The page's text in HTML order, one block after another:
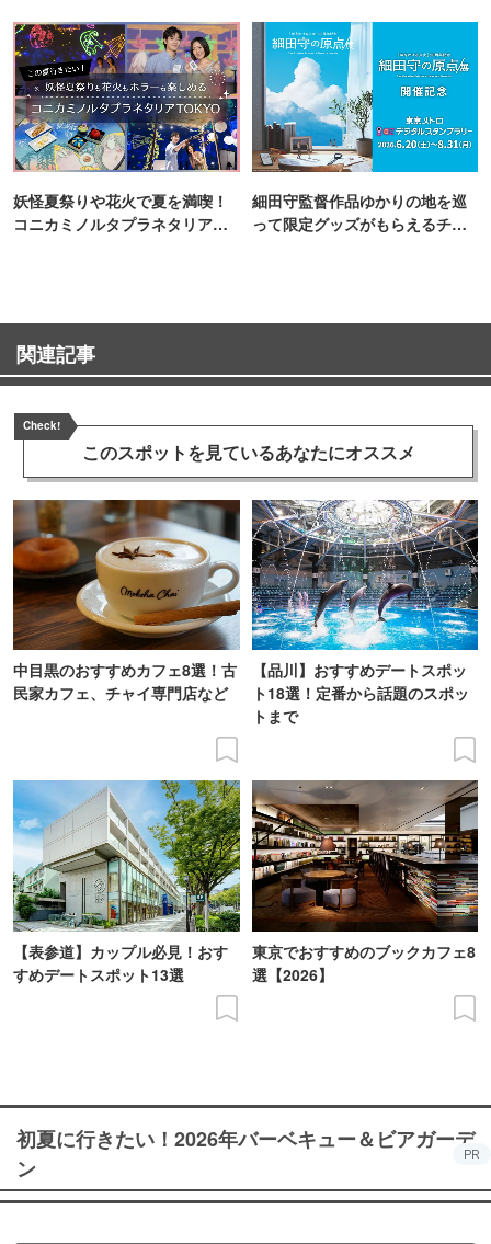
妖怪夏祭りや花火で夏を満喫！
コニカミノルタプラネタリア
細田守監督作品ゆかりの地を巡
って限定グッズがもらえるチャ
関連記事
Check!
このスポットを見ているあなたにオススメ
中目黒のおすすめカフェ8選！古
民家カフェ、チャイ専門店など
【品川】おすすめデートスポッ
ト18選！定番から話題のスポッ
トまで
【表参道】カップル必見！おす
すめデートスポット13選
東京でおすすめのブックカフェ8
選【2026】
初夏に行きたい！2026年バーベキュー＆ビアガーデ
ン
PR